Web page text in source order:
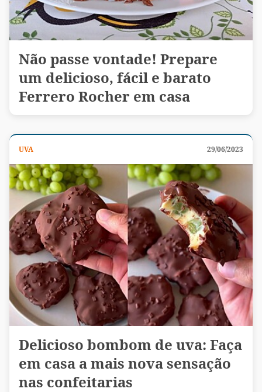
Não passe vontade! Prepare
um delicioso, fácil e barato
Ferrero Rocher em casa
UVA 29/06/2023
Delicioso bombom de uva: Faça
em casa a mais nova sensação
nas confeitarias